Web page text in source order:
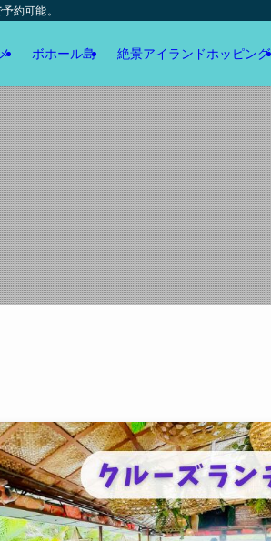
約可能。
ボホール島 絶景アイランドホッピング